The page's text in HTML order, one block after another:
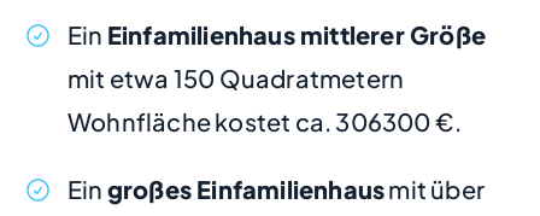
Ein Einfamilienhaus mittlerer Größe
mit etwa 150 Quadratmetern
Wohnfläche kostet ca. 306300 €.
Ein großes Einfamilienhausmit über